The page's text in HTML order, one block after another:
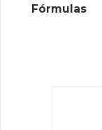
Fórmulas